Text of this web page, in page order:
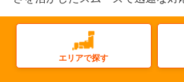
雨樋
エリアで探す